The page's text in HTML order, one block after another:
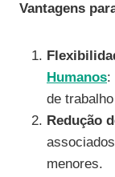
Vantagens
Humanos:
de
Redução
menores.